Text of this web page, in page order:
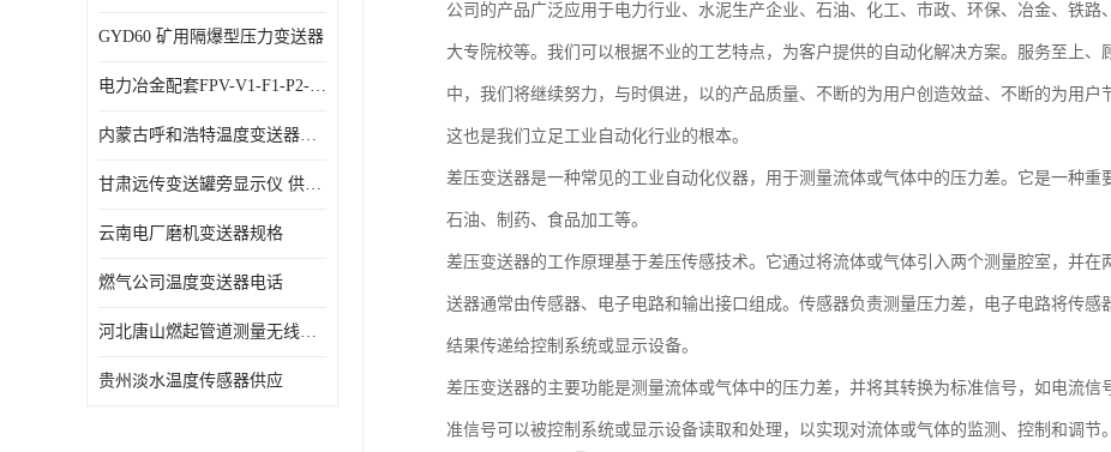
GYD60 矿用隔爆型压力变送器
电力冶金配套FPV-V1-F1-P2-03电压变送器
内蒙古呼和浩特温度变送器配套罐旁显示仪供应 性能稳定
甘肃远传变送罐旁显示仪 供应及时
云南电厂磨机变送器规格
燃气公司温度变送器电话
河北唐山燃起管道测量无线压力变送器型号 性能稳定
贵州淡水温度传感器供应
公司的产品广泛应用于电力行业、水泥生产企业、石油、化工、市政、环保、冶金、铁
大专院校等。我们可以根据不业的工艺特点，为客户提供的自动化解决方案。服务至上
中，我们将继续努力，与时俱进，以的产品质量、不断的为用户创造效益、不断的为用户
这也是我们立足工业自动化行业的根本。
差压变送器是一种常见的工业自动化仪器，用于测量流体或气体中的压力差。它是一种重
石油、制药、食品加工等。
差压变送器的工作原理基于差压传感技术。它通过将流体或气体引入两个测量腔室，并
送器通常由传感器、电子电路和输出接口组成。传感器负责测量压力差，电子电路将传
结果传递给控制系统或显示设备。
差压变送器的主要功能是测量流体或气体中的压力差，并将其转换为标准信号，如电流信
准信号可以被控制系统或显示设备读取和处理，以实现对流体或气体的监测、控制和调节。